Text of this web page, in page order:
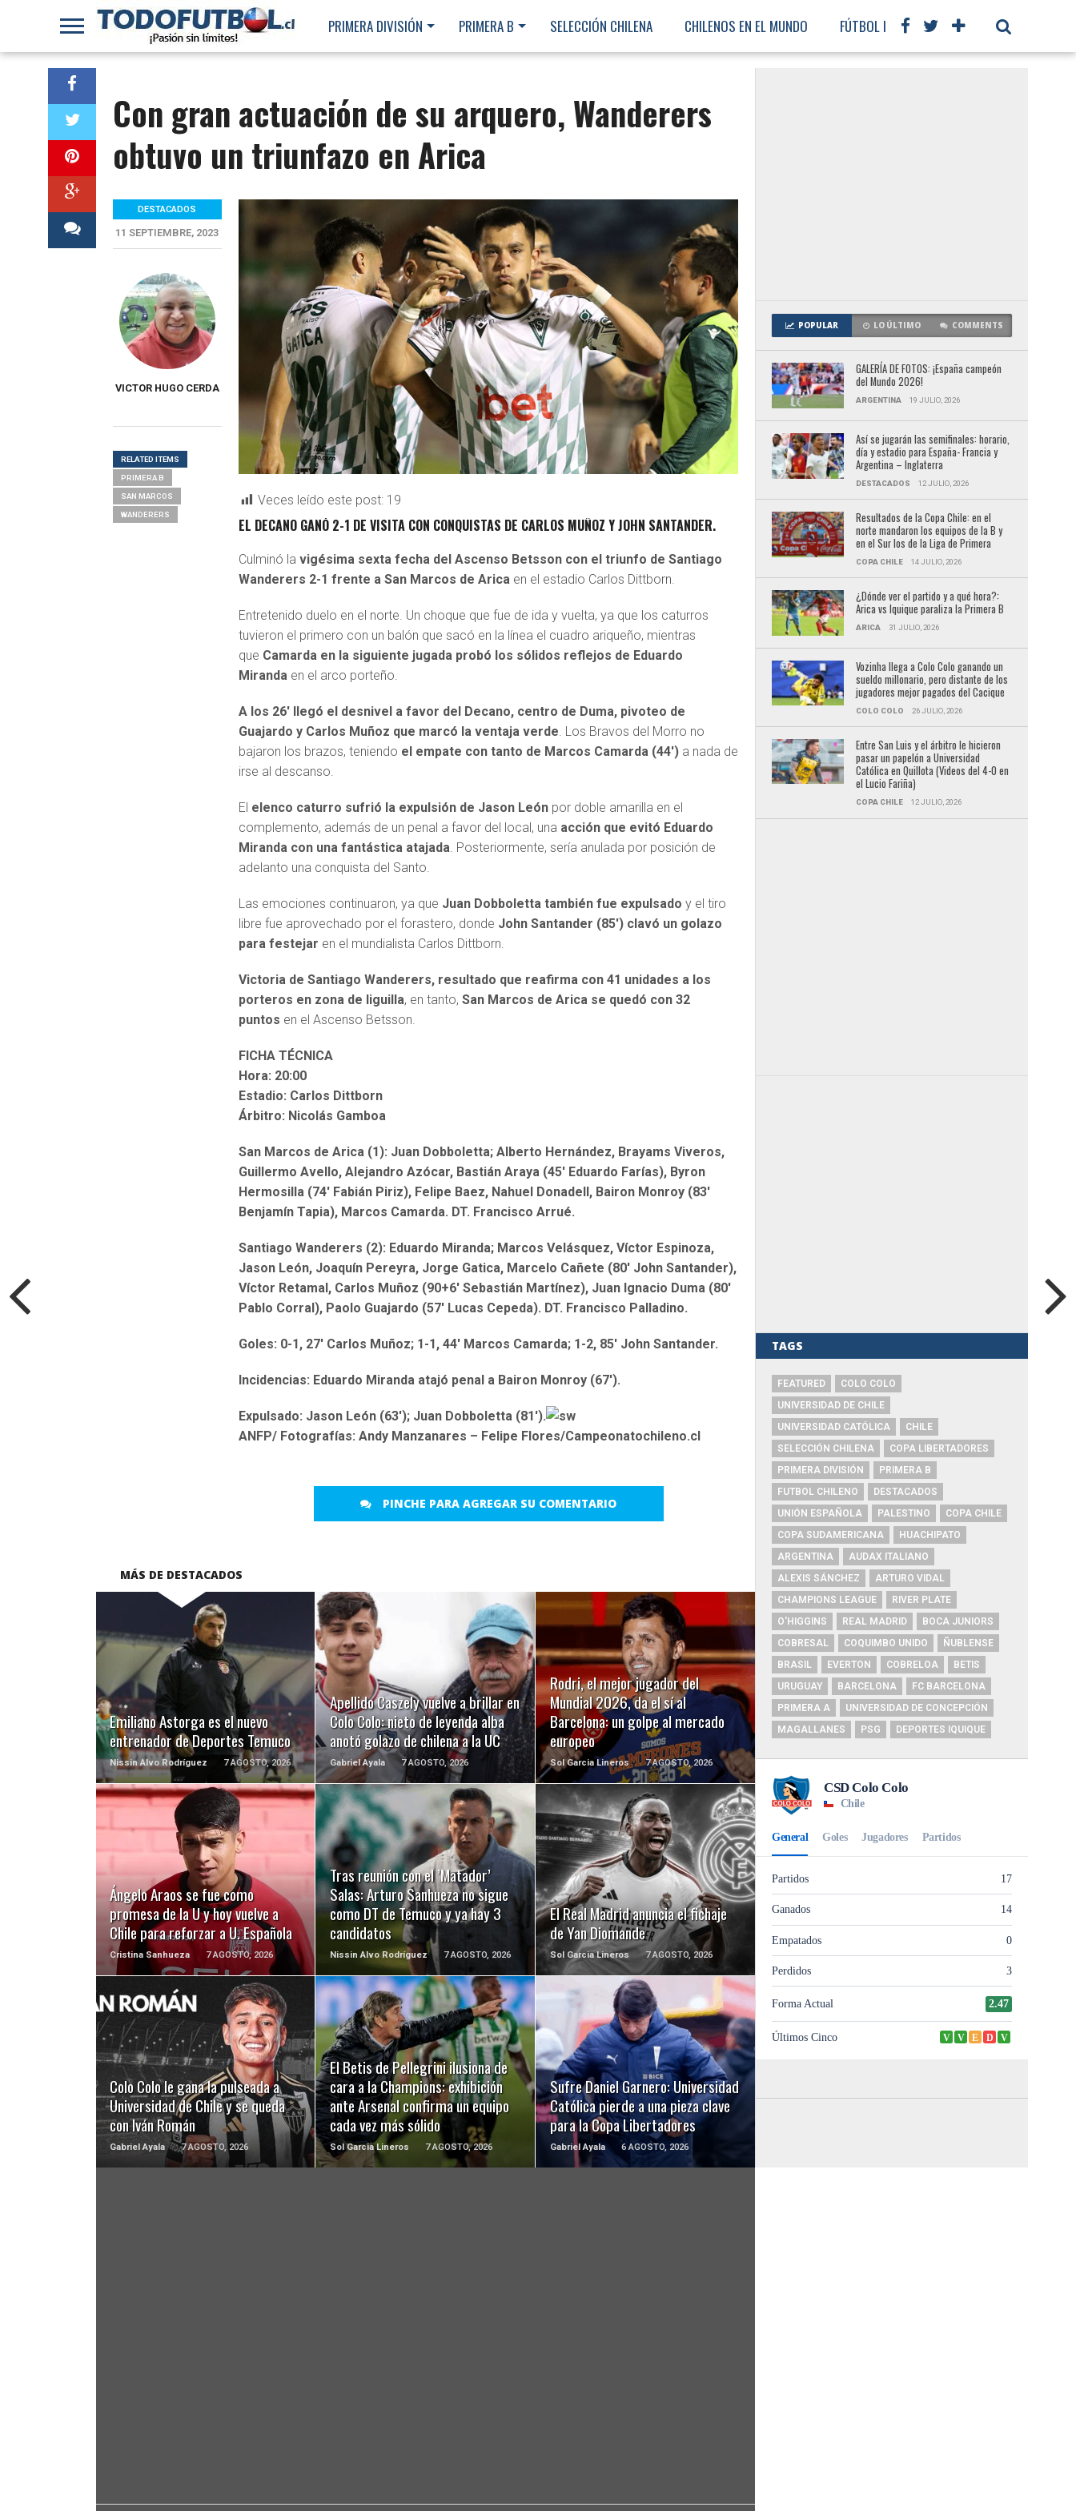
PRIMERA DIVISIÓN PRIMERA B SELECCIÓN CHILENA CHILENOS EN EL MUNDO FÚTBOL INTERNACIONAL
Con gran actuación de su arquero, Wanderers
obtuvo un triunfazo en Arica
Veces leído este post: 19
EL DECANO GANÓ 2-1 DE VISITA CON CONQUISTAS DE CARLOS MUÑOZ Y JOHN SANTANDER.
Culminó lavigésima sexta fecha del Ascenso Betsson con el triunfo de Santiago
Wanderers 2-1 frente a San Marcos de Arica en el estadio Carlos Dittborn.
Entretenido duelo en el norte. Un choque que fue de ida y vuelta, ya que los caturros
tuvieron el primero con un balón que sacó en la línea el cuadro ariqueño, mientras
que Camarda en la siguiente jugada probó los sólidos reflejos de Eduardo
Miranda en el arco porteño.
A los 26′ llegó el desnivel a favor del Decano, centro de Duma, pivoteo de
Guajardo y Carlos Muñoz que marcó la ventaja verde. Los Bravos del Morro no
bajaron los brazos, teniendo el empate con tanto de Marcos Camarda (44′) a nada de
irse al descanso.
El elenco caturro sufrió la expulsión de Jason León por doble amarilla en el
complemento, además de un penal a favor del local, una acción que evitó Eduardo
Miranda con una fantástica atajada. Posteriormente, sería anulada por posición de
adelanto una conquista del Santo.
Las emociones continuaron, ya que Juan Dobboletta también fue expulsado y el tiro
libre fue aprovechado por el forastero, donde John Santander (85′) clavó un golazo
para festejar en el mundialista Carlos Dittborn.
Victoria de Santiago Wanderers, resultado que reafirma con 41 unidades a los
porteros en zona de liguilla, en tanto,San Marcos de Arica se quedó con 32
puntos en el Ascenso Betsson.
FICHA TÉCNICA
Hora: 20:00
Estadio: Carlos Dittborn
Árbitro: Nicolás Gamboa
San Marcos de Arica (1): Juan Dobboletta; Alberto Hernández, Brayams Viveros,
Guillermo Avello, Alejandro Azócar, Bastián Araya (45′ Eduardo Farías), Byron
Hermosilla (74′ Fabián Piriz), Felipe Baez, Nahuel Donadell, Bairon Monroy (83′
Benjamín Tapia), Marcos Camarda. DT. Francisco Arrué.
Santiago Wanderers (2): Eduardo Miranda; Marcos Velásquez, Víctor Espinoza,
Jason León, Joaquín Pereyra, Jorge Gatica, Marcelo Cañete (80′ John Santander),
Víctor Retamal, Carlos Muñoz (90+6′ Sebastián Martínez), Juan Ignacio Duma (80′
Pablo Corral), Paolo Guajardo (57′ Lucas Cepeda). DT. Francisco Palladino.
Goles: 0-1, 27′ Carlos Muñoz; 1-1, 44′ Marcos Camarda; 1-2, 85′ John Santander.
Incidencias: Eduardo Miranda atajó penal a Bairon Monroy (67′).
Expulsado: Jason León (63′); Juan Dobboletta (81′).
ANFP/ Fotografías: Andy Manzanares – Felipe Flores/Campeonatochileno.cl
PINCHE PARA AGREGAR SU COMENTARIO
DESTACADOS
11 SEPTIEMBRE, 2023
VICTOR HUGO CERDA
RELATED ITEMS
PRIMERA B
SAN MARCOS
WANDERERS
MÁS DE DESTACADOS
Emiliano Astorga es el nuevo
entrenador de Deportes Temuco
Nissin Alvo Rodríguez 7 AGOSTO, 2026
LEER MÁS
Apellido Caszely vuelve a brillar en
Colo Colo: nieto de leyenda alba
anotó golazo de chilena a la UC
Gabriel Ayala 7 AGOSTO, 2026
LEER MÁS
Rodri, el mejor jugador del
Mundial 2026, da el sí al
Barcelona: un golpe al mercado
europeo
Sol Garcia Lineros 7 AGOSTO, 2026
LEER MÁS
Ángelo Araos se fue como
promesa de la U y hoy vuelve a
Chile para reforzar a U. Española
Cristina Sanhueza 7 AGOSTO, 2026
LEER MÁS
Tras reunión con el ’Matador’
Salas: Arturo Sanhueza no sigue
como DT de Temuco y ya hay 3
candidatos
Nissin Alvo Rodríguez 7 AGOSTO, 2026
LEER MÁS
El Real Madrid anuncia el fichaje
de Yan Diomande
Sol Garcia Lineros 7 AGOSTO, 2026
LEER MÁS
Colo Colo le gana la pulseada a
Universidad de Chile y se queda
con Iván Román
Gabriel Ayala 7 AGOSTO, 2026
LEER MÁS
El Betis de Pellegrini ilusiona de
cara a la Champions: exhibición
ante Arsenal confirma un equipo
cada vez más sólido
Sol Garcia Lineros 7 AGOSTO, 2026
LEER MÁS
Sufre Daniel Garnero: Universidad
Católica pierde a una pieza clave
para la Copa Libertadores
Gabriel Ayala 6 AGOSTO, 2026
LEER MÁS
POPULAR LO ÚLTIMO COMMENTS
GALERÍA DE FOTOS: ¡España campeón
del Mundo 2026!
ARGENTINA 19 JULIO, 2026
Así se jugarán las semifinales: horario,
día y estadio para España- Francia y
Argentina – Inglaterra
DESTACADOS 12 JULIO, 2026
Resultados de la Copa Chile: en el
norte mandaron los equipos de la B y
en el Sur los de la Liga de Primera
COPA CHILE 14 JULIO, 2026
¿Dónde ver el partido y a qué hora?:
Arica vs Iquique paraliza la Primera B
ARICA 31 JULIO, 2026
Vozinha llega a Colo Colo ganando un
sueldo millonario, pero distante de los
jugadores mejor pagados del Cacique
COLO COLO 26 JULIO, 2026
Entre San Luis y el árbitro le hicieron
pasar un papelón a Universidad
Católica en Quillota (Videos del 4-0 en
el Lucio Fariña)
COPA CHILE 12 JULIO, 2026
TAGS
FEATURED
COLO COLO
UNIVERSIDAD DE CHILE
UNIVERSIDAD CATÓLICA
CHILE
SELECCIÓN CHILENA
COPA LIBERTADORES
PRIMERA DIVISIÓN
PRIMERA B
FUTBOL CHILENO
DESTACADOS
UNIÓN ESPAÑOLA
PALESTINO
COPA CHILE
COPA SUDAMERICANA
HUACHIPATO
ARGENTINA
AUDAX ITALIANO
ALEXIS SÁNCHEZ
ARTURO VIDAL
CHAMPIONS LEAGUE
RIVER PLATE
O'HIGGINS
REAL MADRID
BOCA JUNIORS
COBRESAL
COQUIMBO UNIDO
ÑUBLENSE
BRASIL
EVERTON COBRELOA
BETIS
URUGUAY
BARCELONA
FC BARCELONA
PRIMERA A
UNIVERSIDAD DE CONCEPCIÓN
MAGALLANES
PSG DEPORTES IQUIQUE